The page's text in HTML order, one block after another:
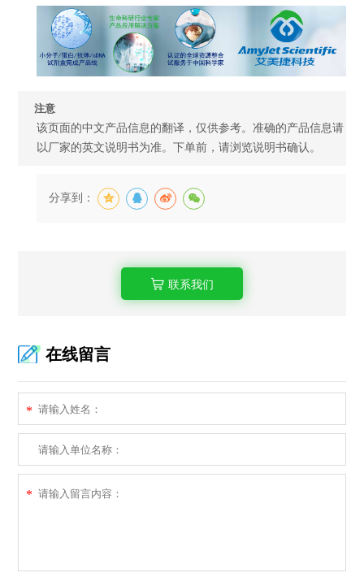
注意
该页面的中文产品信息的翻译，仅供参考。准确的产品信息请
以厂家的英文说明书为准。下单前，请浏览说明书确认。
分享到：
联系我们
在线留言
*
*